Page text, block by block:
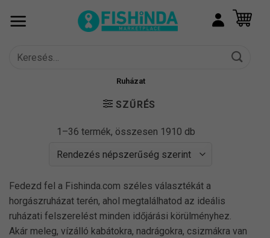
Keresés
Ruházat
SZŰRÉS
1–36 termék, összesen 1910 dbSorted
Fedezd fel a Fishinda.com széles választékát a
horgászruházat terén, ahol megtalálhatod az ideális
ruházati felszerelést minden időjárási körülményhez.
Akár meleg, vízálló kabátokra, nadrágokra, csizmákra van